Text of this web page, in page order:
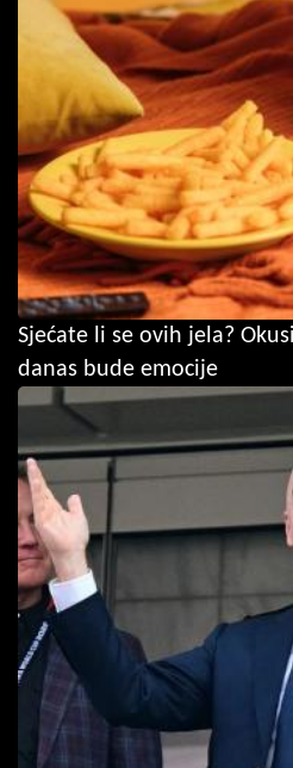
Sjećate li se ovih jela?
danas bude emocije